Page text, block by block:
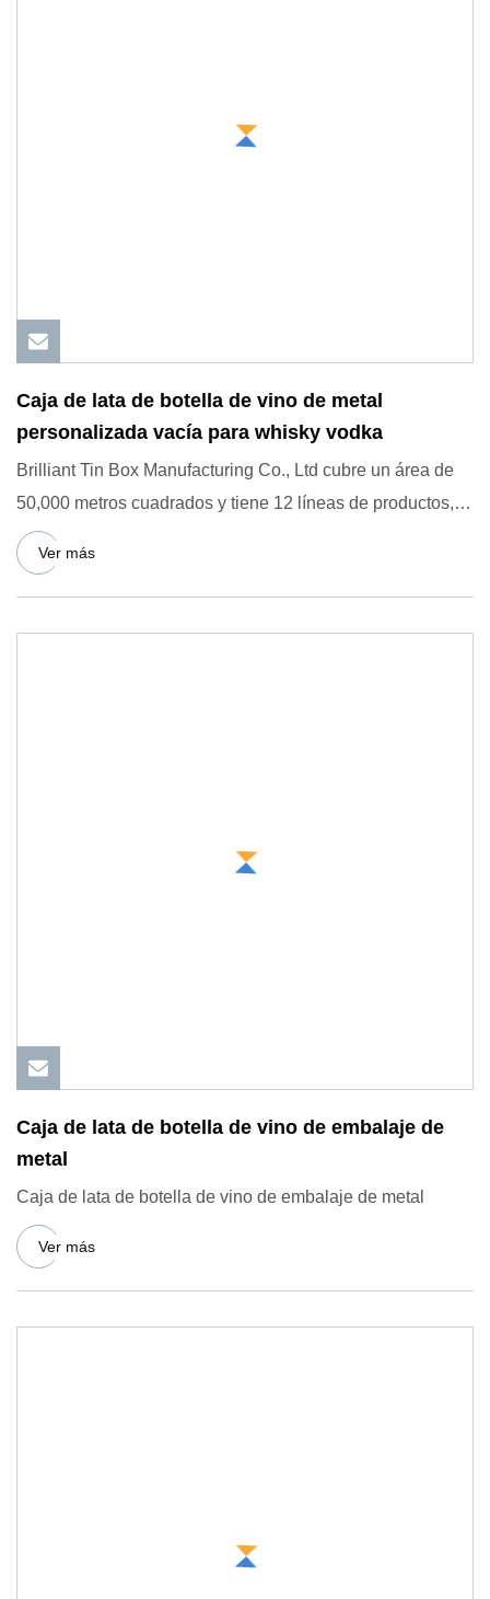
Caja de lata de botella de vino de metal
personalizada vacía para whisky vodka
Brilliant Tin Box Manufacturing Co., Ltd cubre un área de
50,000 metros cuadrados y tiene 12 líneas de productos,
inclu
Ver más
Caja de lata de botella de vino de embalaje de
metal
Caja de lata de botella de vino de embalaje de metal
Ver más